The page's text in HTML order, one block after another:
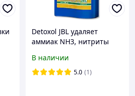
Detoxol JBL удаляет
аммиак NH3, нитриты
В наличии
5.0 (1)